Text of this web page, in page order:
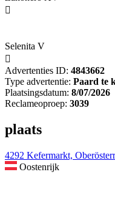

Selenita V

Advertenties ID: 4843662
Type advertentie: Paard te
Plaatsingsdatum: 8/07/2026
Reclameoproep: 3039
plaats
4292 Kefermarkt,
Oostenrijk